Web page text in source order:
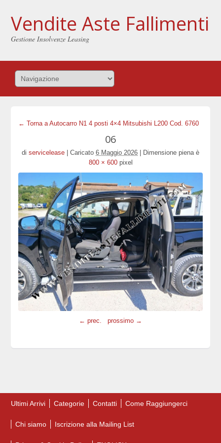
Vendite Aste Fallimenti
Gestione Insolvenze Leasing
← Torna a Autocarro N1 4 posti 4×4 Mitsubishi L200 Cod. 6760
06
di servicelease Caricato 6 Maggio 2026
Dimensione piena è
800 × 600pixel
← prec. prossimo →
Ultimi Arrivi Categorie Contatti Come Raggiungerci
Chi siamo Iscrizione alla Mailing List